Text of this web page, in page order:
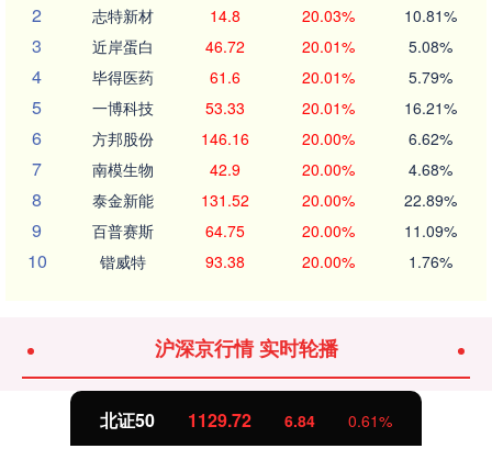
2 志特新材 14.8 20.03% 10.81%
3 近岸蛋白 46.72 20.01% 5.08%
4 毕得医药 61.6 20.01% 5.79%
5 一博科技 53.33 20.01% 16.21%
6 方邦股份 146.16 20.00% 6.62%
7 南模生物 42.9 20.00% 4.68%
8 泰金新能 131.52 20.00% 22.89%
9 百普赛斯 64.75 20.00% 11.09%
10 锴威特 93.38 20.00% 1.76%
沪深京行情 实时轮播
北证50 1129.72 6.84 0.61%